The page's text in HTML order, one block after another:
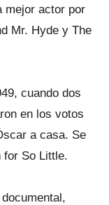
mejor actor por
Mr. Hyde y The
cuando dos
en los votos
a casa. Se
for So Little.